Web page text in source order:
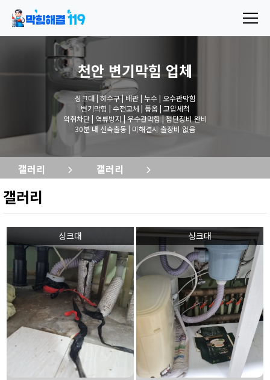
천안 변기막힘 업체
싱크대 | 하수구 | 배관 | 누수 | 오수관막힘
변기막힘 | 수전교체 | 폽옵 | 고압세척
악취차단 | 역류방지 | 우수관막힘 | 첨단장비 완비
30분 내 신속출동 | 미해결시 출장비 없음
갤러리 갤러리
갤러리
싱크대 싱크대